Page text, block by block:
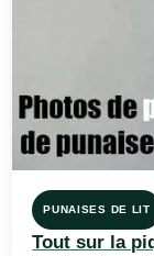
PUNAISES DE LIT
Tout sur la